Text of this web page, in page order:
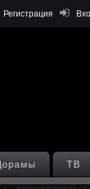
Регистрация
ТВ